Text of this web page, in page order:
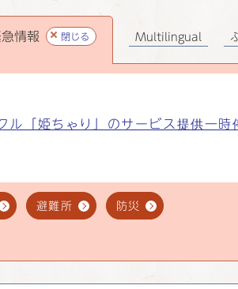
情報 閉じる
ル「姫ちゃり」のサービス提供一時
避難所 防災
Multilingual